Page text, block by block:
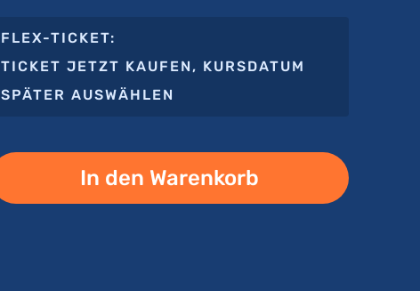
FLEX-TICKET:
TICKET JETZT KAUFEN, KURSDATUM
SPÄTER AUSWÄHLEN
In den Warenkorb